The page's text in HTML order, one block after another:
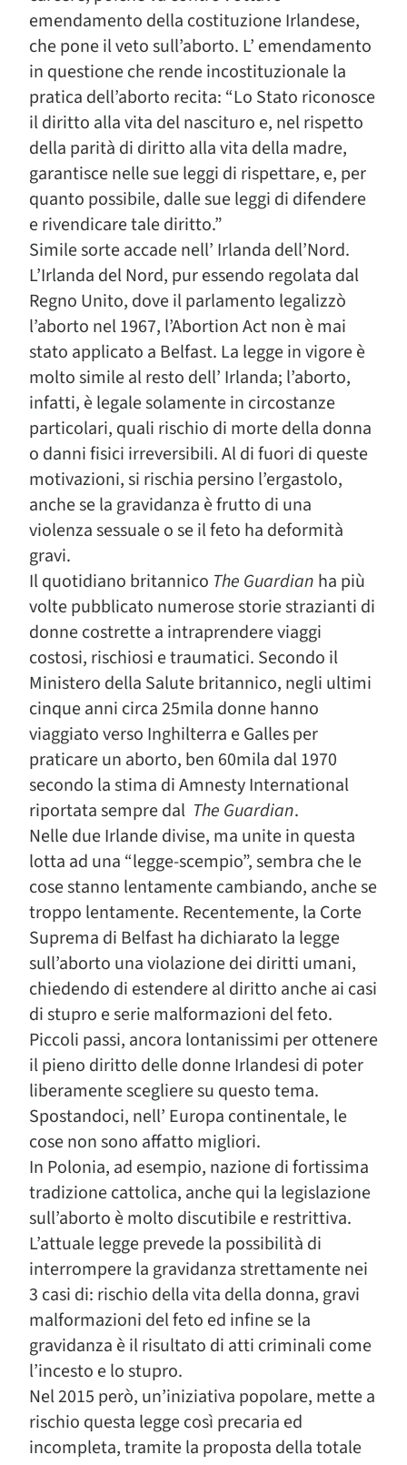
emendamento della costituzione Irlandese,
che pone il veto sull’aborto. L’ emendamento
in questione che rende incostituzionale la
pratica dell’aborto recita: “Lo Stato riconosce
il diritto alla vita del nascituro e, nel rispetto
della parità di diritto alla vita della madre,
garantisce nelle sue leggi di rispettare, e, per
quanto possibile, dalle sue leggi di difendere
e rivendicare tale diritto.”
Simile sorte accade nell’ Irlanda dell’Nord.
L’Irlanda del Nord, pur essendo regolata dal
Regno Unito, dove il parlamento legalizzò
l’aborto nel 1967, l’Abortion Act non è mai
stato applicato a Belfast. La legge in vigore è
molto simile al resto dell’ Irlanda; l’aborto,
infatti, è legale solamente in circostanze
particolari, quali rischio di morte della donna
o danni fisici irreversibili. Al di fuori di queste
motivazioni, si rischia persino l’ergastolo,
anche se la gravidanza è frutto di una
violenza sessuale o se il feto ha deformità
gravi.
Il quotidiano britannico The Guardian ha più
volte pubblicato numerose storie strazianti di
donne costrette a intraprendere viaggi
costosi, rischiosi e traumatici. Secondo il
Ministero della Salute britannico, negli ultimi
cinque anni circa 25mila donne hanno
viaggiato verso Inghilterra e Galles per
praticare un aborto, ben 60mila dal 1970
secondo la stima di Amnesty International
riportata sempre dal The Guardian.
Nelle due Irlande divise, ma unite in questa
lotta ad una “legge-scempio”, sembra che le
cose stanno lentamente cambiando, anche se
troppo lentamente. Recentemente, la Corte
Suprema di Belfast ha dichiarato la legge
sull’aborto una violazione dei diritti umani,
chiedendo di estendere al diritto anche ai casi
di stupro e serie malformazioni del feto.
Piccoli passi, ancora lontanissimi per ottenere
il pieno diritto delle donne Irlandesi di poter
liberamente scegliere su questo tema.
Spostandoci, nell’ Europa continentale, le
cose non sono affatto migliori.
In Polonia, ad esempio, nazione di fortissima
tradizione cattolica, anche qui la legislazione
sull’aborto è molto discutibile e restrittiva.
L’attuale legge prevede la possibilità di
interrompere la gravidanza strettamente nei
3 casi di: rischio della vita della donna, gravi
malformazioni del feto ed infine se la
gravidanza è il risultato di atti criminali come
l’incesto e lo stupro.
Nel 2015 però, un’iniziativa popolare, mette a
rischio questa legge così precaria ed
incompleta, tramite la proposta della totale